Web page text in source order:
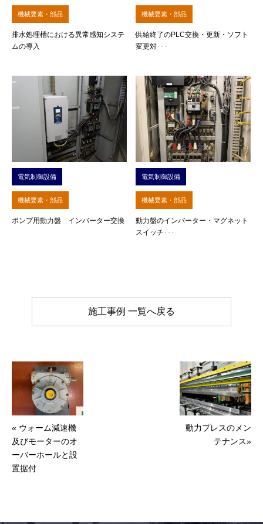
機械要素・部品
排水処理槽における異常感知システ
ムの導入
機械要素・部品
供給終了のPLC交換・更新・ソフト
変更対･･･
電気制御設備
機械要素・部品
ポンプ用動力盤 インバーター交換
電気制御設備
機械要素・部品
動力盤のインバーター・マグネット
スイッチ･･･
施工事例 一覧へ戻る
« ウォーム減速機
及びモーターのオ
ーバーホールと設
置据付
動力プレスのメン
テナンス»